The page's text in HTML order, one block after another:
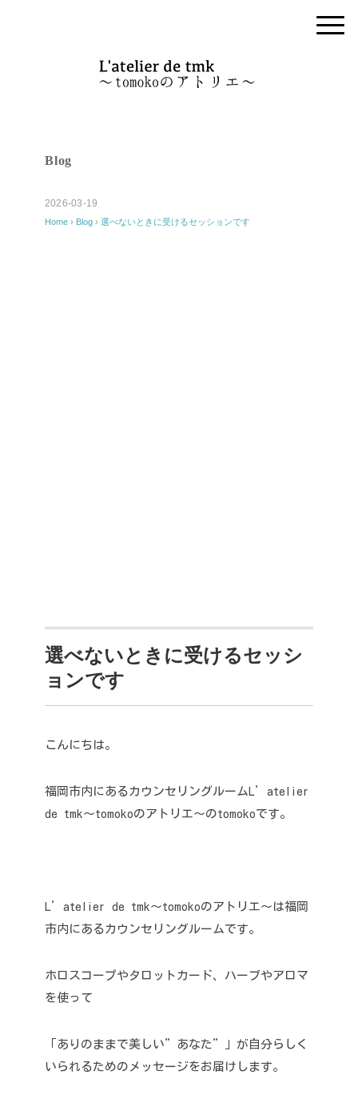
Blog
2026-03-19
Home › Blog › 選べないときに受けるセッションです
選べないときに受けるセッシ
ョンです
こんにちは。
福岡市内にあるカウンセリングルームL’atelier
de tmk〜tomokoのアトリエ〜のtomokoです。
L’atelier de tmk〜tomokoのアトリエ〜は福岡
市内にあるカウンセリングルームです。
ホロスコープやタロットカード、ハーブやアロマ
を使って
「ありのままで美しい”あなた”」が自分らしく
いられるためのメッセージをお届けします。